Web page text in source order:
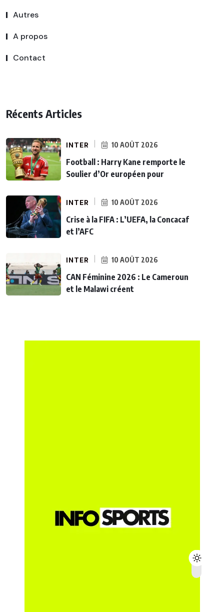
Autres
A propos
Contact
Récents Articles
INTER 10 AOÛT 2026
Football : Harry Kane remporte le
Soulier d’Or européen pour
INTER 10 AOÛT 2026
Crise à la FIFA : L’UEFA, la Concacaf
et l’AFC
INTER 10 AOÛT 2026
CAN Féminine 2026 : Le Cameroun
et le Malawi créent